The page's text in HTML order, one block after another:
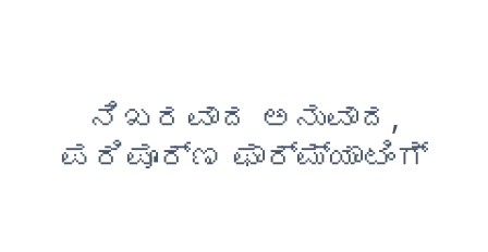
ನಿಖರವಾದ ಅನುವಾದ,
ಪರಿಪೂರ್ಣ ಫಾರ್ಮ್ಯಾಟಿಂಗ್